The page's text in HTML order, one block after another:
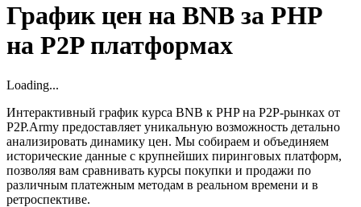
График цен на BNB за PHP
на P2P платформах
Loading...
Интерактивный график курса BNB к PHP на P2P-рынках от
P2P.Army предоставляет уникальную возможность детально
анализировать динамику цен. Мы собираем и объединяем
исторические данные с крупнейших пиринговых платформ,
позволяя вам сравнивать курсы покупки и продажи по
различным платежным методам в реальном времени и в
ретроспективе.